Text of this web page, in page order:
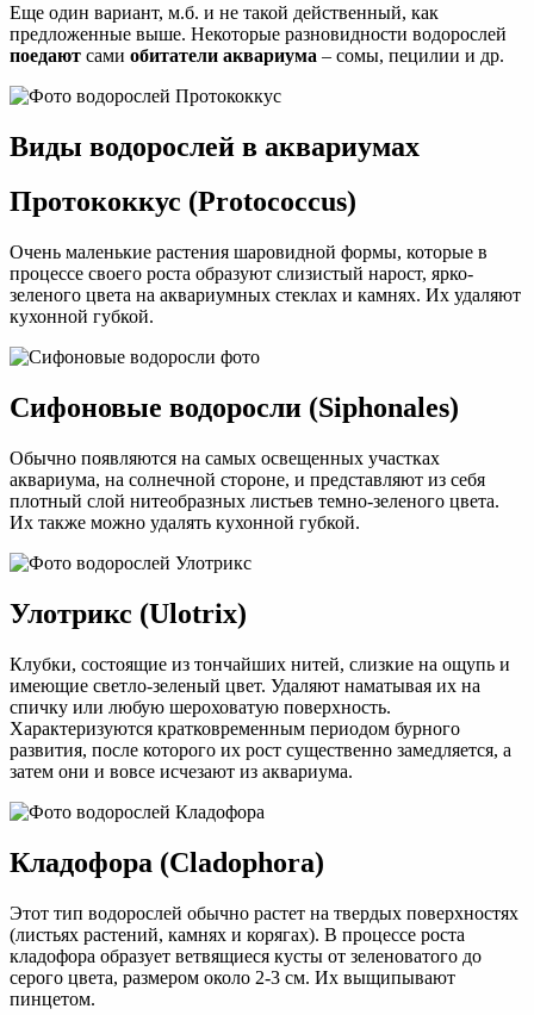
Еще один вариант, м.б. и не такой действенный, как
предложенные выше. Некоторые разновидности водорослей
поедают сами обитатели аквариума – сомы, пецилии и др.
Виды водорослей в аквариумах
Протококкус (Protococcus)
Очень маленькие растения шаровидной формы, которые в
процессе своего роста образуют слизистый нарост, ярко-
зеленого цвета на аквариумных стеклах и камнях. Их удаляют
кухонной губкой.
Сифоновые водоросли (Siphonales)
Обычно появляются на самых освещенных участках
аквариума, на солнечной стороне, и представляют из себя
плотный слой нитеобразных листьев темно-зеленого цвета.
Их также можно удалять кухонной губкой.
Улотрикс (Ulotrix)
Клубки, состоящие из тончайших нитей, слизкие на ощупь и
имеющие светло-зеленый цвет. Удаляют наматывая их на
спичку или любую шероховатую поверхность.
Характеризуются кратковременным периодом бурного
развития, после которого их рост существенно замедляется, а
затем они и вовсе исчезают из аквариума.
Кладофора (Cladophora)
Этот тип водорослей обычно растет на твердых поверхностях
(листьях растений, камнях и корягах). В процессе роста
кладофора образует ветвящиеся кусты от зеленоватого до
серого цвета, размером около 2-3 см. Их выщипывают
пинцетом.